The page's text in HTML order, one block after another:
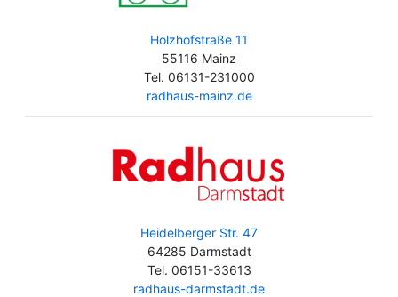
Holzhofstraße 11
55116 Mainz
Tel. 06131-231000
radhaus-mainz.de
Heidelberger Str. 47
64285 Darmstadt
Tel. 06151-33613
radhaus-darmstadt.de